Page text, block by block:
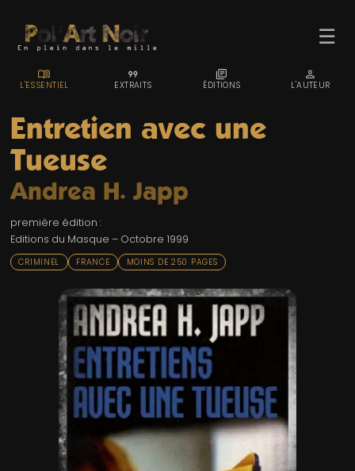
☰
ACCUEIL
TROMBINO
INDEX
RECHERCHE
LIENS & FESTIVALS
UN POLAR AU HASARD
Entretien avec une
Tueuse
Andrea H. Japp
première édition :
Editions du Masque – Octobre 1999
CRIMINEL FRANCE MOINS DE 250 PAGES
MENU_BOOK
L'ESSENTIEL
FORMAT_QUOTE
EXTRAITS
LIBRARY_BOOKS
ÉDITIONS
PERSON
L'AUTEUR